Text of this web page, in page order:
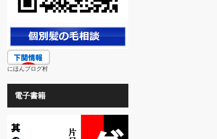
にほんブログ村
電子書籍